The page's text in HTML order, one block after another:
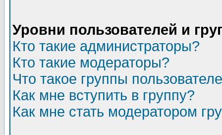
Уровни пользователей и
Кто такие администраторы?
Кто такие модераторы?
Что такое группы
Как мне вступить в группу?
Как мне стать модератором